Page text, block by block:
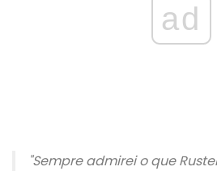
ad
"Sempre admirei o que